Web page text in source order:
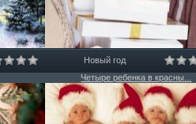
Новый год
Четыре ребенка в красны...